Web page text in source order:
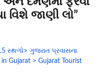
જાણી લો”
સ્થળો> ગુજરાત પ્રવાસના
Gujarat > Gujarat Tourist